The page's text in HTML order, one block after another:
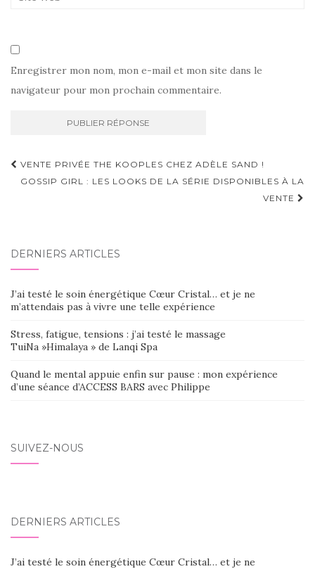
Enregistrer mon nom, mon e-mail et mon site dans le
navigateur pour mon prochain commentaire.
Navigation
d'article
VENTE PRIVÉE THE KOOPLES CHEZ ADÈLE SAND !
GOSSIP GIRL : LES LOOKS DE LA SÉRIE DISPONIBLES À LA
VENTE
DERNIERS ARTICLES
J’ai testé le soin énergétique Cœur Cristal… et je ne
m’attendais pas à vivre une telle expérience
Stress, fatigue, tensions : j’ai testé le massage
TuiNa »Himalaya » de Lanqi Spa
Quand le mental appuie enfin sur pause : mon expérience
d’une séance d’ACCESS BARS avec Philippe
SUIVEZ-NOUS
DERNIERS ARTICLES
J’ai testé le soin énergétique Cœur Cristal… et je ne